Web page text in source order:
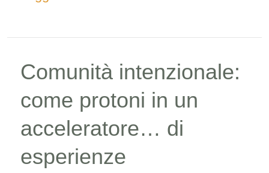
Comunità intenzionale:
come protoni in un
acceleratore… di
esperienze
Comunità
intenzionale:
protoni
in